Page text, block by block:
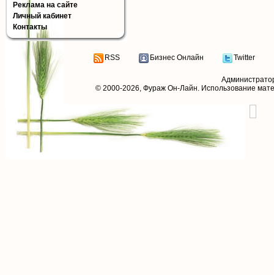
Реклама на сайте
Личный кабинет
Контакты
RSS Бизнес Онлайн Twitter
© 2000-2026, Фураж Он-Лайн. Использование